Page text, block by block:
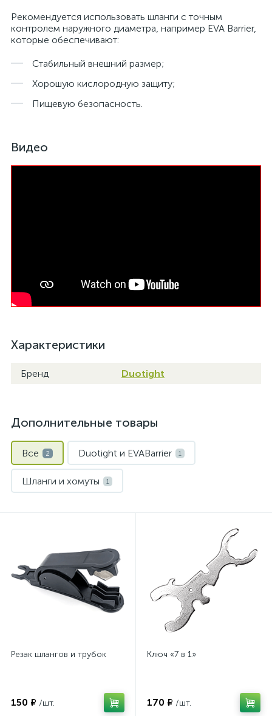
Рекомендуется использовать шланги с точным
контролем наружного диаметра, например EVA Barrier,
которые обеспечивают:
Стабильный внешний размер;
Хорошую кислородную защиту;
Пищевую безопасность.
Видео
Характеристики
Бренд Duotight
Дополнительные товары
Все 2 Duotight и EVABarrier 1
Шланги и хомуты 1
Резак шлангов и трубок
150 ₽ /шт.
Ключ «7 в 1»
170 ₽ /шт.